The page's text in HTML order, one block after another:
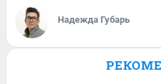
Надежда Губарь